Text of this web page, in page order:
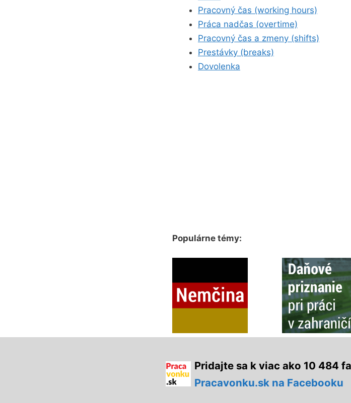
Pracovný čas (working hours)
Práca nadčas (overtime)
Pracovný čas a zmeny (shifts)
Prestávky (breaks)
Dovolenka
Populárne témy:
Pridajte sa k viac ako 10 484
Pracavonku.sk na Facebooku